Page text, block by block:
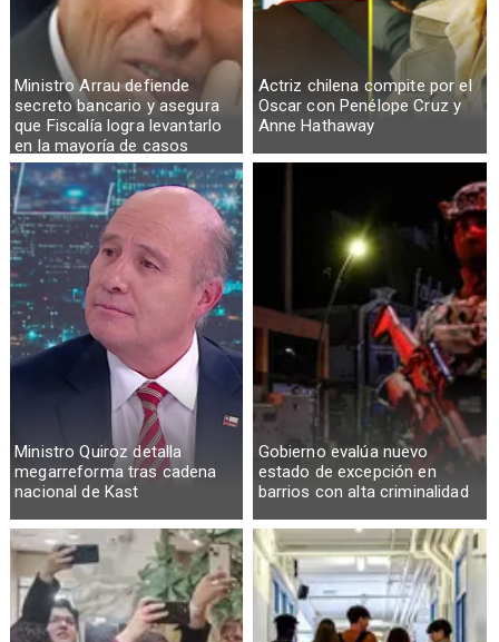
Ministro Arrau defiende
secreto bancario y asegura
que Fiscalía logra levantarlo
en la mayoría de casos
Actriz chilena compite por el
Oscar con Penélope Cruz y
Anne Hathaway
Ministro Quiroz detalla
megarreforma tras cadena
nacional de Kast
Gobierno evalúa nuevo
estado de excepción en
barrios con alta criminalidad